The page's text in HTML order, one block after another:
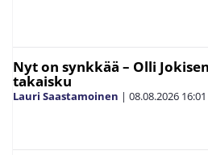
Nyt on synkkää – Olli
takaisku
Lauri Saastamoinen | 08.08.2026 16:01